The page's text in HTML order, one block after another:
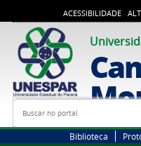
ACESSIBILIDADE
Busca
Biblioteca